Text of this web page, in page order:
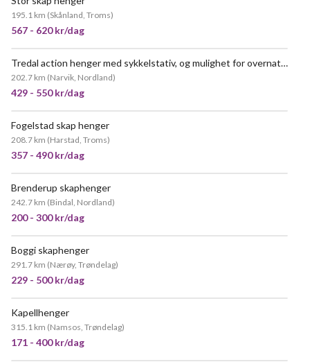
195.1 km (Skånland, Troms)
567 - 620 kr/dag
Tredal action henger med sykkelstativ, og mulighet for overnatting
202.7 km (Narvik, Nordland)
429 - 550 kr/dag
Fogelstad skap henger
208.7 km (Harstad, Troms)
357 - 490 kr/dag
Brenderup skaphenger
242.7 km (Bindal, Nordland)
200 - 300 kr/dag
Boggi skaphenger
291.7 km (Nærøy, Trøndelag)
229 - 500 kr/dag
Kapellhenger
315.1 km (Namsos, Trøndelag)
171 - 400 kr/dag